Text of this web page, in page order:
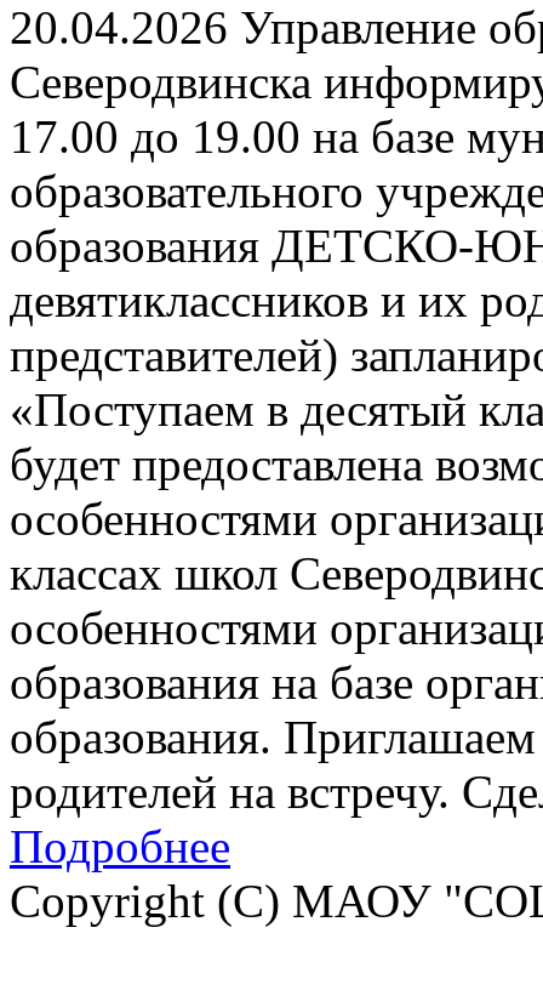
20.04.2026 Управление
Северодвинска
17.00 до 19.00 на базе
образовательного
образования
девятиклассников и их
представителей)
«Поступаем в десятый
будет предоставлена
особенностями
классах школ
особенностями
образования на базе
образования.
родителей на встречу.
Подробнее
Copyright (C) МАОУ